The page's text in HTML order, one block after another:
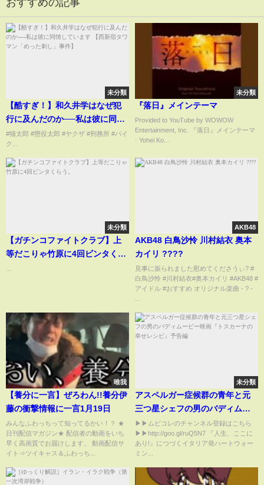
おすすめの記事
未分類
【酷すぎ！】和久井学はなぜ犯
行に及んだのか──私は彼に同情
しています 【西新宿タワマン
「めった刺し」事件】
#猫太郎 #懲役太郎 #ヤクザ #刑務所 #バイ
ク...
未分類
『落日』メインテーマ
Provided to YouTube by WOWOW
Entertainment, Inc. 『落日』メインテーマ
· Yohei Ko...
未分類
【ガチンコファイトクラブ】上
等だこりゃ竹原に4回ビンタくら
AKB48
AKB48 白鳥沙怜 川村結衣 奥本
カイリ ????
見事に振られました慰めてくださうぃ? #
白鳥沙怜 #川村結衣#奥本カイリ #AKB48 #
アイドル #おすすめ オリジナル楽曲 - ? -
唯我
【養分に一言】ぜろわん!!養分伊
藤の衝撃情報に一言1月19日
みんなふわっちって知ってるかい！？ ★
日刊配信マガジン★ 配信者の動画をいち
早く高画質でお届けします。 動画配信サ
イト⇒ツイキャス＆ふわっち...
未分類
アスペルガー症候群の青年と元
三つ星シェフの男のバディムー
ビー映画『トスカーナの幸せレ
シピ』予告編
▶▶ムビコレのチャンネル登録はこちら
▶▶http://goo.gl/ruQ5N7 『人生、ここに
あり!』につづくイタリア発ハートウォー
ミン...